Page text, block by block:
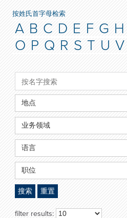
按姓氏首字母检索
A B C D E F G H
O P Q R S T U V
地点
业务领域
语言
职位
搜索 重置
filter results: